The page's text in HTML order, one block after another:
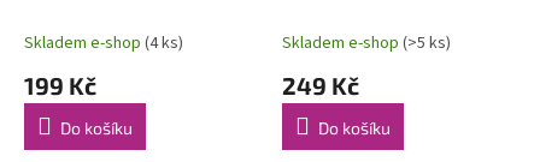
Skladem e-shop (4 ks)
199 Kč
Do košíku
Skladem e-shop (>5 ks)
249 Kč
Do košíku